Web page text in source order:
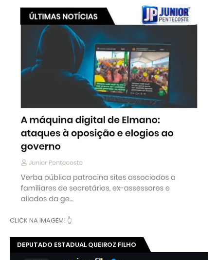
CLICK NA IMAGEM! 👆
DEPUTADO ESTADUAL QUEIROZ FILHO